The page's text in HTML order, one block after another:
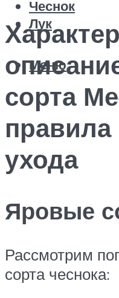
Чеснок
Лук
Меню
сорта
правила
ухода
Яровые
Рассмотрим
сорта чеснока: